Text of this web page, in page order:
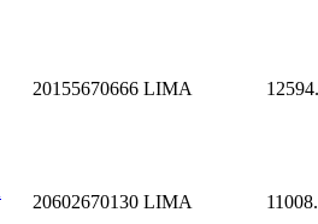
20155670666 LIMA
20602670130 LIMA